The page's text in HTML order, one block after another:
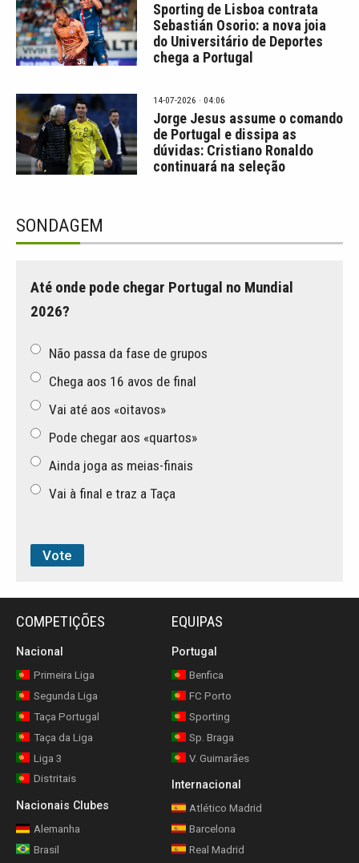
Sporting de Lisboa contrata
Sebastián Osorio: a nova joia
do Universitário de Deportes
chega a Portugal
14-07-2026 · 04:06
Jorge Jesus assume o comando
de Portugal e dissipa as
dúvidas: Cristiano Ronaldo
continuará na seleção
SONDAGEM
Até onde pode chegar Portugal no Mundial
2026?
Não passa da fase de grupos
Chega aos 16 avos de final
Vai até aos «oitavos»
Pode chegar aos «quartos»
Ainda joga as meias-finais
Vai à final e traz a Taça
COMPETIÇÕES
Nacional
Primeira Liga
Segunda Liga
Taça Portugal
Taça da Liga
Liga 3
Distritais
Nacionais Clubes
Alemanha
Brasil
EQUIPAS
Portugal
Benfica
FC Porto
Sporting
Sp. Braga
V. Guimarães
Internacional
Atlético Madrid
Barcelona
Real Madrid